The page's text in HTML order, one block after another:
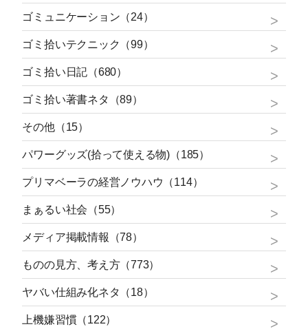
ゴミュニケーション（24）
ゴミ拾いテクニック（99）
ゴミ拾い日記（680）
ゴミ拾い著書ネタ（89）
その他（15）
パワーグッズ(拾って使える物)（185）
プリマベーラの経営ノウハウ（114）
まぁるい社会（55）
メディア掲載情報（78）
ものの見方、考え方（773）
ヤバい仕組み化ネタ（18）
上機嫌習慣（122）